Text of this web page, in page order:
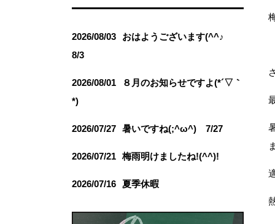
2026/08/03
おはようございます(^^♪
8/3
2026/08/01
８月のお知らせですよ(*´▽｀
*)
2026/07/27 暑いですね(;^ω^) 7/27
2026/07/21 梅雨明けましたね!(^^)!
2026/07/16 夏季休暇